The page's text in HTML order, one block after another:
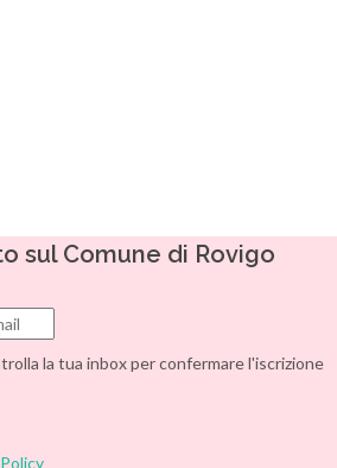
sul Comune di Rovigo
la tua inbox per confermare l'iscrizione